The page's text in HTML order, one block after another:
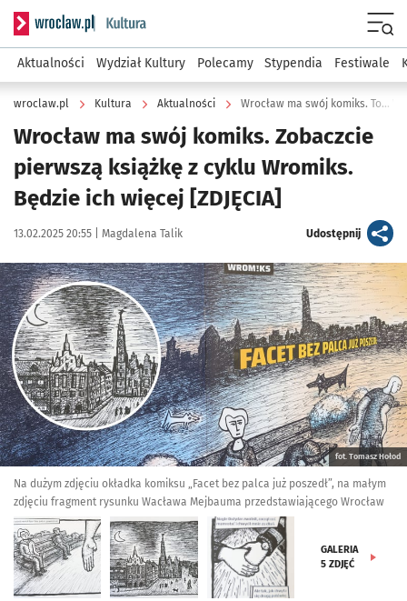
Serwis informacyjny wroclaw.pl podserwis: Kultura
Aktualności Wydział Kultury Polecamy Stypendia Festiwale
wroclaw.pl Kultura Aktualności Wrocław ma swój komiks. To...
Wrocław ma swój komiks. Zobaczcie
pierwszą książkę z cyklu Wromiks.
Będzie ich więcej [ZDJĘCIA]
Data publikacji:
13.02.2025 20:55 | Autor:
Magdalena Talik Udostępnijartykuł
Kliknij, aby zobaczyć galerię
fot. Tomasz Hołod
Na dużym zdjęciu okładka komiksu „Facet bez palca już poszedł”, na małym
zdjęciu fragment rysunku Wacława Mejbauma przedstawiającego Wrocław
GALERIA
5 ZDJĘĆ